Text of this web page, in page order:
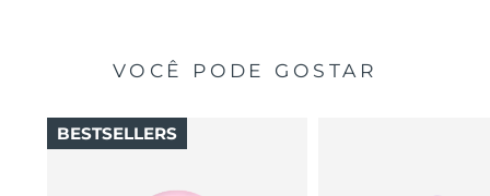
VOCÊ PODE GOSTAR
BESTSELLERS